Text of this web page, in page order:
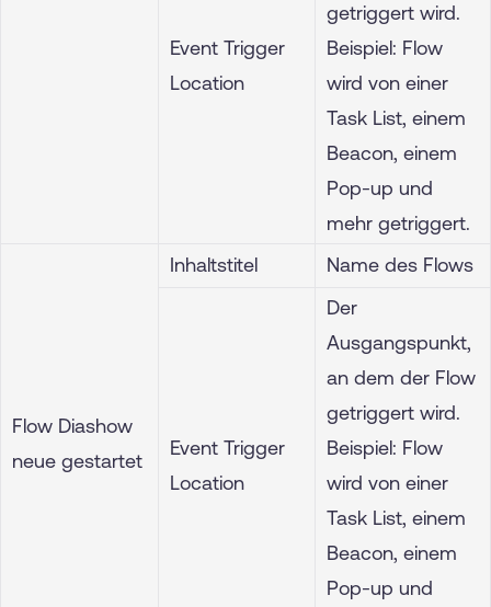
Event Trigger
Location
getriggert wird.
Beispiel: Flow
wird von einer
Task List, einem
Beacon, einem
Pop-up und
mehr getriggert.
Flow Diashow
neue gestartet
Inhaltstitel Name des Flows
Event Trigger
Location
Der
Ausgangspunkt,
an dem der Flow
getriggert wird.
Beispiel: Flow
wird von einer
Task List, einem
Beacon, einem
Pop-up und